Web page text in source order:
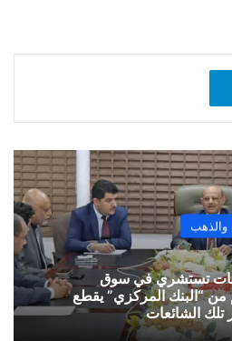
والذهب
تستشري في سوق
“البنك المركزي” يقطع
تلك الشائعات